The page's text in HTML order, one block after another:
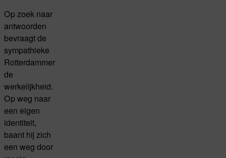
Op zoek naar
antwoorden
bevraagt de
sympathieke
Rotterdammer
de
werkelijkheid.
Op weg naar
een eigen
identiteit,
baant hij zich
een weg door